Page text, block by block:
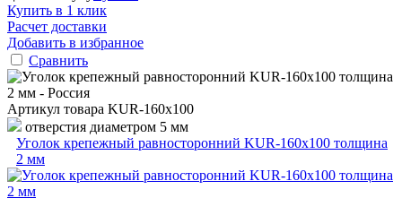
Купить в 1 клик
Расчет доставки
Добавить в избранное
Сравнить
Артикул товара KUR-160х100
отверстия диаметром 5 мм
Уголок крепежный равносторонний KUR-160x100 толщина
2 мм